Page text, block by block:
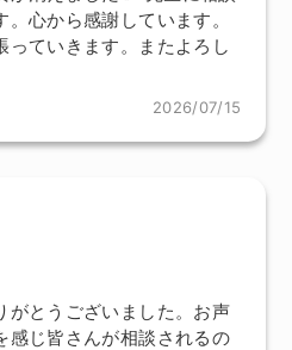
心から感謝しています。
っていきます。またよろし
2026/07/15
がとうございました。お声
感じ皆さんが相談されるの